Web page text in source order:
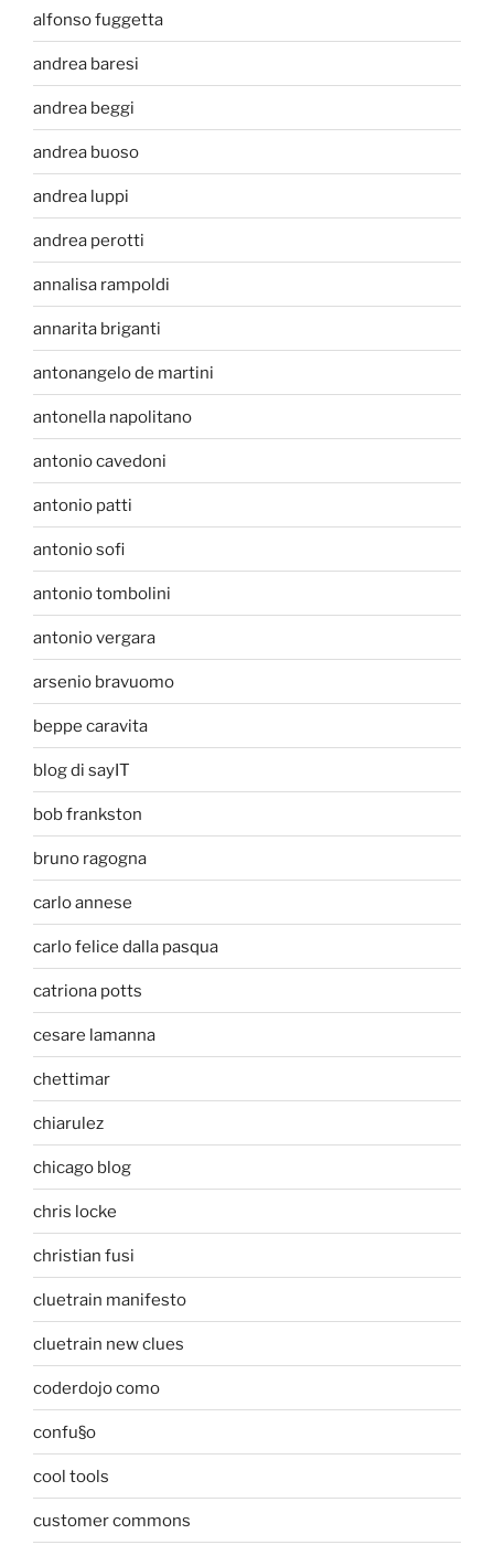
alfonso fuggetta
andrea baresi
andrea beggi
andrea buoso
andrea luppi
andrea perotti
annalisa rampoldi
annarita briganti
antonangelo de martini
antonella napolitano
antonio cavedoni
antonio patti
antonio sofi
antonio tombolini
antonio vergara
arsenio bravuomo
beppe caravita
blog di sayIT
bob frankston
bruno ragogna
carlo annese
carlo felice dalla pasqua
catriona potts
cesare lamanna
chettimar
chiarulez
chicago blog
chris locke
christian fusi
cluetrain manifesto
cluetrain new clues
coderdojo como
confu§o
cool tools
customer commons